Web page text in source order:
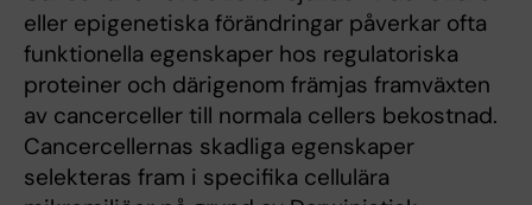
eller epigenetiska förändringar påverkar ofta
funktionella egenskaper hos regulatoriska
proteiner och därigenom främjas framväxten
av cancerceller till normala cellers bekostnad.
Cancercellernas skadliga egenskaper
selekteras fram i specifika cellulära